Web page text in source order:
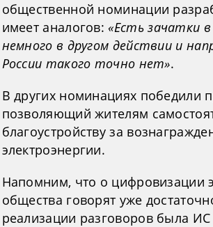
общественной номинации
имеет аналогов:«Есть зачатки
немного в другом действии и
России такого точно нет».
В других номинациях победили
позволяющий жителям
благоустройству за
электроэнергии.
Напомним, что о цифровизации
общества говорят уже
реализации разговоров была